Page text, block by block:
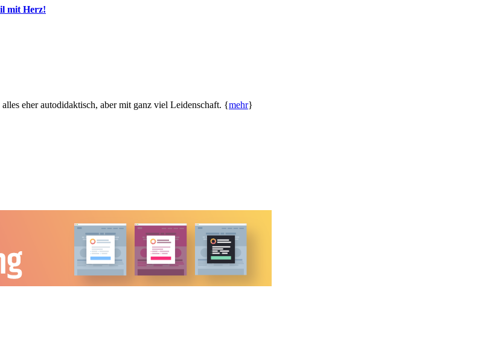
mit Herz!
eher autodidaktisch, aber mit ganz viel Leidenschaft. {mehr}